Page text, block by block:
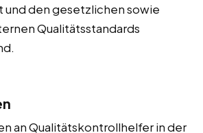
und den gesetzlichen sowie
Qualitätsstandards
an Qualitätskontrollhelfer in der